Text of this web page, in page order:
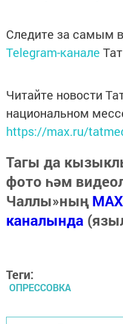
Следите за самым
Telegram-канале
Читайте новости
национальном
https://max.ru/
Тагы да
фото һәм
Чаллы»ныңMAX
каналында
Теги:
ОПРЕССОВКА